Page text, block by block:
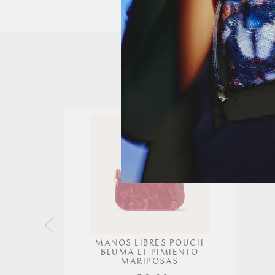
MANOS LIBRES POUCH
BLUMA LT PIMIENTO
MARIPOSAS